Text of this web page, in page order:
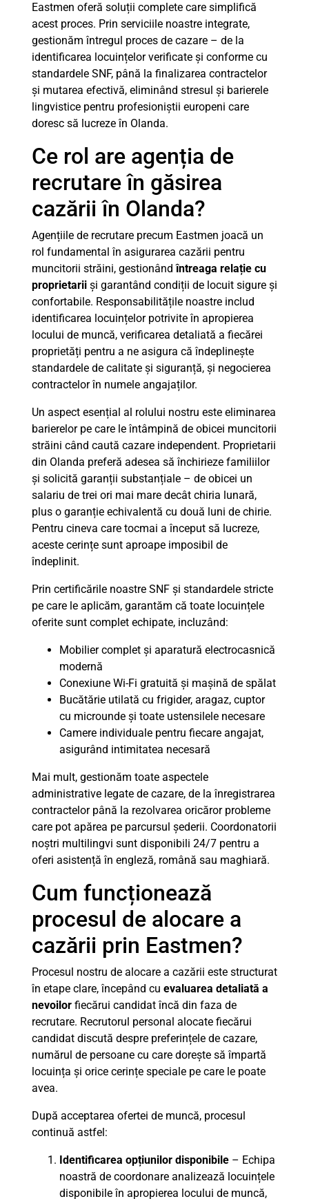
Eastmen oferă soluții complete care simplifică
acest proces. Prin serviciile noastre integrate,
gestionăm întregul proces de cazare – de la
identificarea locuințelor verificate și conforme cu
standardele SNF, până la finalizarea contractelor
și mutarea efectivă, eliminând stresul și barierele
lingvistice pentru profesioniștii europeni care
doresc să lucreze în Olanda.
Ce rol are agenția de
recrutare în găsirea
cazării în Olanda?
Agențiile de recrutare precum Eastmen joacă un
rol fundamental în asigurarea cazării pentru
muncitorii străini, gestionândîntreaga relație cu
proprietarii și garantând condiții de locuit sigure și
confortabile. Responsabilitățile noastre includ
identificarea locuințelor potrivite în apropierea
locului de muncă, verificarea detaliată a fiecărei
proprietăți pentru a ne asigura că îndeplinește
standardele de calitate și siguranță, și negocierea
contractelor în numele angajaților.
Un aspect esențial al rolului nostru este eliminarea
barierelor pe care le întâmpină de obicei muncitorii
străini când caută cazare independent. Proprietarii
din Olanda preferă adesea să închirieze familiilor
și solicită garanții substanțiale – de obicei un
salariu de trei ori mai mare decât chiria lunară,
plus o garanție echivalentă cu două luni de chirie.
Pentru cineva care tocmai a început să lucreze,
aceste cerințe sunt aproape imposibil de
îndeplinit.
Prin certificările noastre SNF și standardele stricte
pe care le aplicăm, garantăm că toate locuințele
oferite sunt complet echipate, incluzând:
Mobilier complet și aparatură electrocasnică
modernă
Conexiune Wi-Fi gratuită și mașină de spălat
Bucătărie utilată cu frigider, aragaz, cuptor
cu microunde și toate ustensilele necesare
Camere individuale pentru fiecare angajat,
asigurând intimitatea necesară
Mai mult, gestionăm toate aspectele
administrative legate de cazare, de la înregistrarea
contractelor până la rezolvarea oricăror probleme
care pot apărea pe parcursul șederii. Coordonatorii
noștri multilingvi sunt disponibili 24/7 pentru a
oferi asistență în engleză, română sau maghiară.
Cum funcționează
procesul de alocare a
cazării prin Eastmen?
Procesul nostru de alocare a cazării este structurat
în etape clare, începând cu evaluarea detaliată a
nevoilor fiecărui candidat încă din faza de
recrutare. Recrutorul personal alocate fiecărui
candidat discută despre preferințele de cazare,
numărul de persoane cu care dorește să împartă
locuința și orice cerințe speciale pe care le poate
avea.
După acceptarea ofertei de muncă, procesul
continuă astfel:
Identificarea opțiunilor disponibile – Echipa
noastră de coordonare analizează locuințele
disponibile în apropierea locului de muncă,